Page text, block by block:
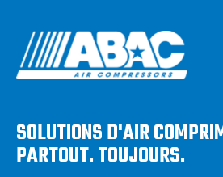
SOLUTIONS D'AIR
PARTOUT. TOUJOURS.